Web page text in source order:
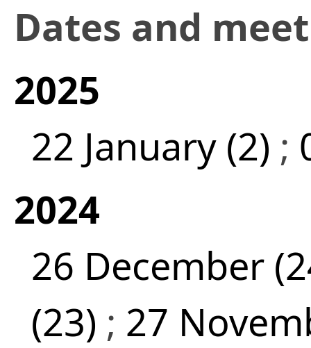
Dates and
2025
22 January (2) ;
2024
26 December
(23) ; 27